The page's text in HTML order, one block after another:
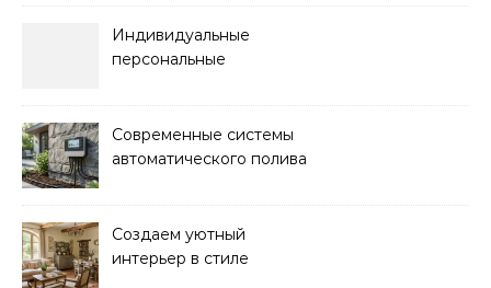
пошаговая инструкция
Индивидуальные
персональные
Современные системы
автоматического полива
Создаем уютный
интерьер в стиле